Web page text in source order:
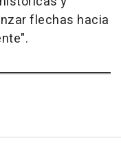
flechas hacia